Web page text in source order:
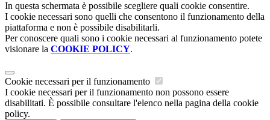
In questa schermata è possibile scegliere quali cookie consentire.
I cookie necessari sono quelli che consentono il funzionamento della
piattaforma e non è possibile disabilitarli.
Per conoscere quali sono i cookie necessari al funzionamento potete
visionare la COOKIE POLICY.
Cookie necessari per il funzionamento
I cookie necessari per il funzionamento non possono essere
disabilitati. È possibile consultare l'elenco nella pagina della cookie
policy.